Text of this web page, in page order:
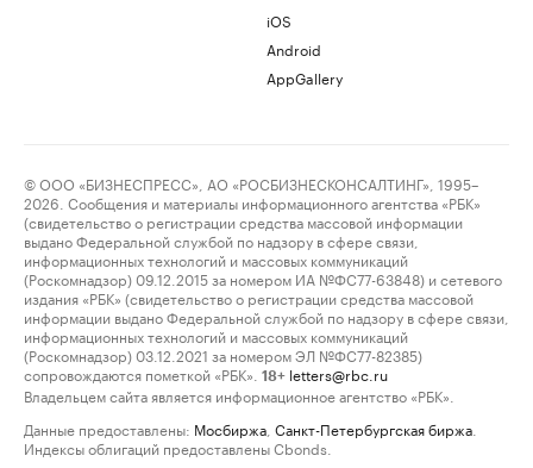
iOS
Android
AppGallery
© ООО «БИЗНЕСПРЕСС», АО «РОСБИЗНЕСКОНСАЛТИНГ», 1995–
2026. Сообщения и материалы информационного агентства «РБК»
(свидетельство о регистрации средства массовой информации
выдано Федеральной службой по надзору в сфере связи,
информационных технологий и массовых коммуникаций
(Роскомнадзор) 09.12.2015 за номером ИА №ФС77-63848) и сетевого
издания «РБК» (свидетельство о регистрации средства массовой
информации выдано Федеральной службой по надзору в сфере связи,
информационных технологий и массовых коммуникаций
(Роскомнадзор) 03.12.2021 за номером ЭЛ №ФС77-82385)
сопровождаются пометкой «РБК».
18+ letters@rbc.ru
Владельцем сайта является информационное агентство «РБК».
Данные предоставлены: Мосбиржа Санкт-Петербургская биржа
Индексы облигаций предоставлены Cbonds.